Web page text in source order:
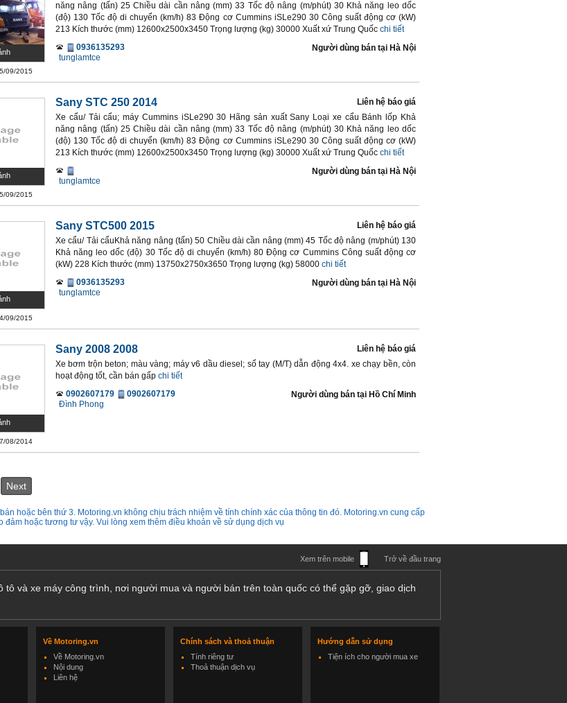
09/2015
năng nâng (tấn) 25 Chiều dài cần nâng (mm) 33 Tốc độ nâng (m/phút) 30 Khả năng leo dốc
(độ) 130 Tốc độ di chuyển (km/h) 83 Động cơ Cummins iSLe290 30 Công suất động cơ (kW)
213 Kích thước (mm) 12600x2500x3450 Trọng lượng (kg) 30000 Xuất xứ Trung Quốc chi tiết
0936135293
tunglamtce
Người dùng bán tại Hà Nội
09/2015
Sany STC 250 2014
Liên hệ báo giá
Xe cẩu/ Tải cẩu; máy Cummins iSLe290 30 Hãng sản xuất Sany Loại xe cẩu Bánh lốp Khả
năng nâng (tấn) 25 Chiều dài cần nâng (mm) 33 Tốc độ nâng (m/phút) 30 Khả năng leo dốc
(độ) 130 Tốc độ di chuyển (km/h) 83 Động cơ Cummins iSLe290 30 Công suất động cơ (kW)
213 Kích thước (mm) 12600x2500x3450 Trọng lượng (kg) 30000 Xuất xứ Trung Quốc chi tiết
tunglamtce
Người dùng bán tại Hà Nội
09/2015
Sany STC500 2015
Liên hệ báo giá
Xe cẩu/ Tải cẩuKhả năng nâng (tấn) 50 Chiều dài cần nâng (mm) 45 Tốc độ nâng (m/phút) 130
Khả năng leo dốc (độ) 30 Tốc độ di chuyển (km/h) 80 Động cơ Cummins Công suất động cơ
(kW) 228 Kích thước (mm) 13750x2750x3650 Trọng lượng (kg) 58000 chi tiết
0936135293
tunglamtce
Người dùng bán tại Hà Nội
08/2014
Sany 2008 2008
Liên hệ báo giá
Xe bơm trộn beton; màu vàng; máy v6 dầu diesel; số tay (M/T) dẫn động 4x4. xe chạy bền, còn
hoạt động tốt, cần bán gấp chi tiết
0902607179
0902607179
Đình Phong
Người dùng bán tại Hồ Chí Minh
Next
hoặc bên thứ 3. Motoring.vn không chịu trách nhiệm về tính chính xác của thông tin đó. Motoring.vn cung cấp
hoặc tương tư vậy. Vui lòng xem thêm điều khoản về sử dụng dịch vụ
Xem trên mobile Trở về đầu trang
tô và xe máy công trình, nơi người mua và người bán trên toàn quốc có thể gặp gỡ, giao dịch
Về Motoring.vn
Về Motoring.vn
Nội dung
Liên hệ
Chính sách và thoả thuận
Tính riêng tư
Thoả thuận dịch vụ
Hướng dẫn sử dụng
Tiện ích cho người mua xe